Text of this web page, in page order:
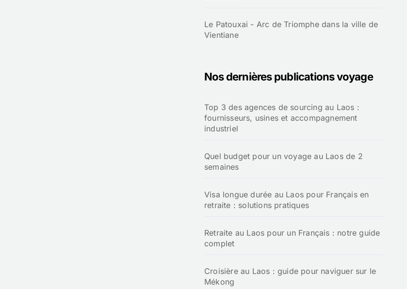
Le Patouxai - Arc de Triomphe dans la ville de
Vientiane
Nos dernières publications voyage
Top 3 des agences de sourcing au Laos :
fournisseurs, usines et accompagnement
industriel
Quel budget pour un voyage au Laos de 2
semaines
Visa longue durée au Laos pour Français en
retraite : solutions pratiques
Retraite au Laos pour un Français : notre guide
complet
Croisière au Laos : guide pour naviguer sur le
Mékong